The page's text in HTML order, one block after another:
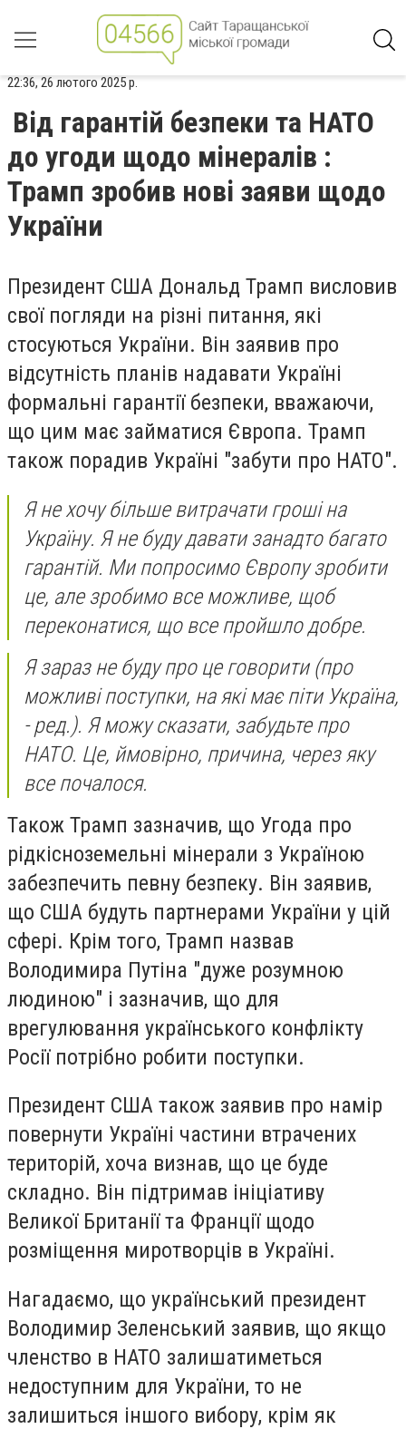
22:36, 26 лютого 2025 р.
Від гарантій безпеки та НАТО
до угоди щодо мінералів :
Трамп зробив нові заяви щодо
України
Президент США Дональд Трамп висловив
свої погляди на різні питання, які
стосуються України. Він заявив про
відсутність планів надавати Україні
формальні гарантії безпеки, вважаючи,
що цим має займатися Європа. Трамп
також порадив Україні "забути про НАТО".
Я не хочу більше витрачати гроші на
Україну. Я не буду давати занадто багато
гарантій. Ми попросимо Європу зробити
це, але зробимо все можливе, щоб
переконатися, що все пройшло добре.
Я зараз не буду про це говорити (про
можливі поступки, на які має піти Україна,
- ред.). Я можу сказати, забудьте про
НАТО. Це, ймовірно, причина, через яку
все почалося.
Також Трамп зазначив, що Угода про
рідкісноземельні мінерали з Україною
забезпечить певну безпеку. Він заявив,
що США будуть партнерами України у цій
сфері. Крім того, Трамп назвав
Володимира Путіна "дуже розумною
людиною" і зазначив, що для
врегулювання українського конфлікту
Росії потрібно робити поступки.
Президент США також заявив про намір
повернути Україні частини втрачених
територій, хоча визнав, що це буде
складно. Він підтримав ініціативу
Великої Британії та Франції щодо
розміщення миротворців в Україні.
Нагадаємо, що український президент
Володимир Зеленський заявив, що якщо
членство в НАТО залишатиметься
недоступним для України, то не
залишиться іншого вибору, крім як